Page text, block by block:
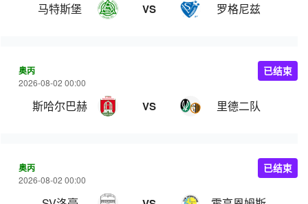
马特斯堡 VS 罗格尼兹
奥丙
2026-08-02 00:00
斯哈尔巴赫 VS 里德二队
已结束
奥丙
2026-08-02 00:00
已结束